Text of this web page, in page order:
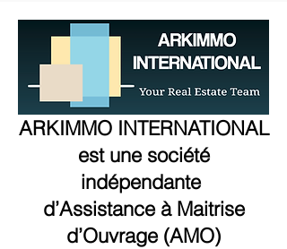
ARKIMMO INTERNATIONAL
est une société
indépendante
d’Assistance à Maitrise
d’Ouvrage (AMO)